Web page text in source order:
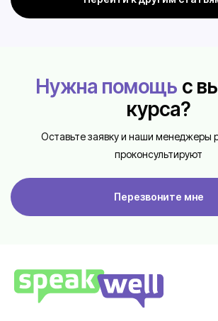
Нужна помощь с
курса?
Оставьте заявку и наши менеджеры
проконсультируют
Перезвоните мне